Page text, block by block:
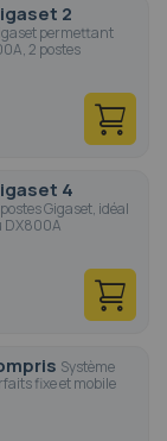
2
permettant
2 postes
4
Gigaset, idéal
DX800A
Système
fixe et mobile